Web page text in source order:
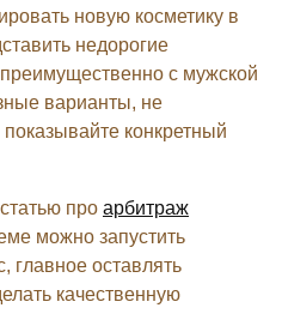
новую косметику в
недорогие
с мужской
варианты, не
конкретный
про арбитраж
можно запустить
главное оставлять
качественную